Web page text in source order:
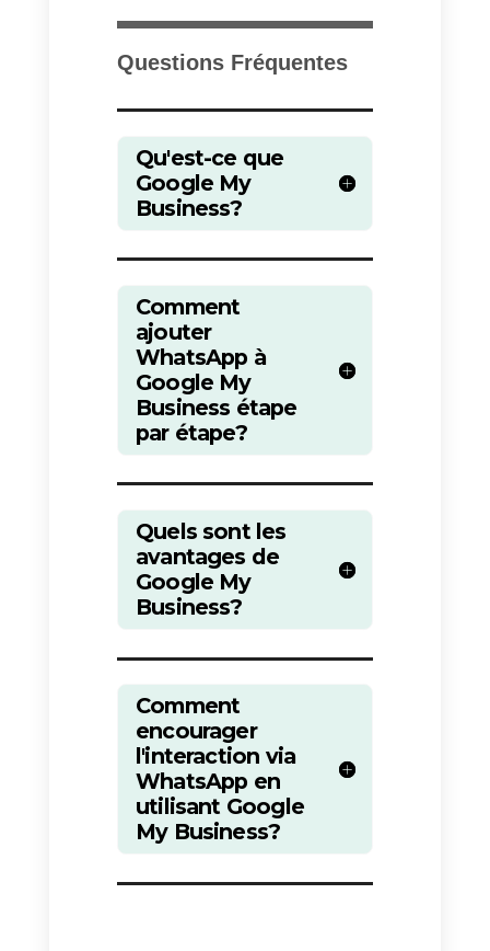
sites de gérer leurs annonces et
de maintenir les informations à
jour pour tous les sites. En outre,
les entreprises peuvent
désormais ajouter des
informations plus détaillées à
leurs listes, telles que les types
services proposés et les heures
d’ouverture.
Une autre mise à jour majeure de
Google My Business est la
et des vidéos aux fiches.
entreprises peuvent ainsi
présenter leurs produits et
services d’une manière